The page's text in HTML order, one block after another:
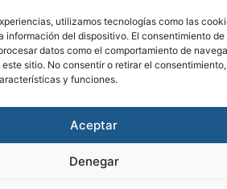
utilizamos tecnologías como las
información del dispositivo. El consentimiento de
datos como el comportamiento de
sitio. No consentir o retirar el
y funciones.
Aceptar
Denegar